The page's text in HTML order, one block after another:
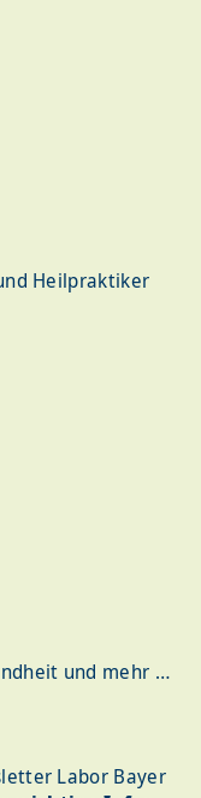
Heilpraktiker
und mehr …
Labor Bayer